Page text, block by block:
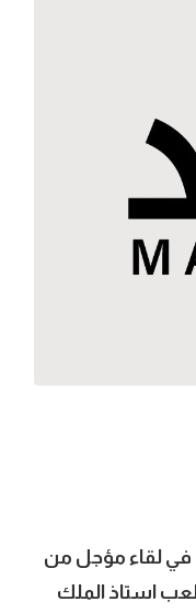
في لقاء مؤجل من
استاذ الملك